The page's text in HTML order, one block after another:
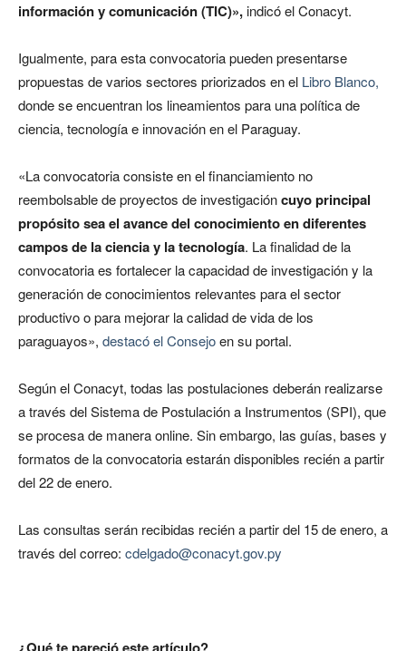
información y comunicación (TIC)»,indicó el Conacyt.
Igualmente, para esta convocatoria pueden presentarse
propuestas de varios sectores priorizados en el Libro Blanco,
donde se encuentran los lineamientos para una política de
ciencia, tecnología e innovación en el Paraguay.
«La convocatoria consiste en el financiamiento no
reembolsable de proyectos de investigacióncuyo principal
propósito sea el avance del conocimiento en diferentes
campos de la ciencia y la tecnología. La finalidad de la
convocatoria es fortalecer la capacidad de investigación y la
generación de conocimientos relevantes para el sector
productivo o para mejorar la calidad de vida de los
paraguayos», destacó el Consejoen su portal.
Según el Conacyt, todas las postulaciones deberán realizarse
a través del Sistema de Postulación a Instrumentos (SPI), que
se procesa de manera online. Sin embargo, las guías, bases y
formatos de la convocatoria estarán disponibles recién a partir
del 22 de enero.
Las consultas serán recibidas recién a partir del 15 de enero, a
través del correo: cdelgado@conacyt.gov.py